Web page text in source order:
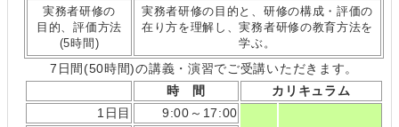
実務者研修の
目的、評価方法
(5時間)
実務者研修の目的と、研修の構成・評価の
在り方を理解し、実務者研修の教育方法を
学ぶ。
7日間(50時間)の講義・演習でご受講いただきます。
時 間
カリキュラム
1日目
9:00～17:00